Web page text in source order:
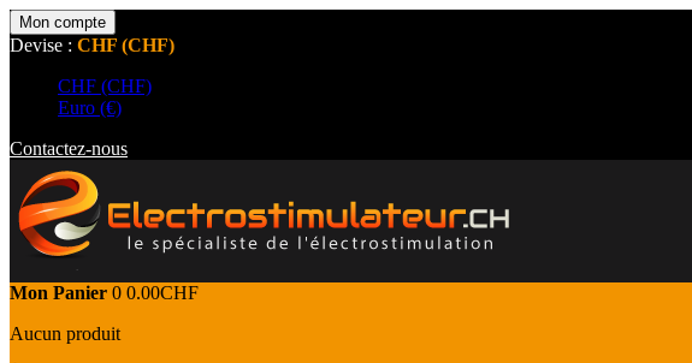
Mon compte
Devise : CHF (CHF)
CHF (CHF)
Euro (€)
Contactez-nous
Mon Panier 0 0.00CHF
Aucun produit